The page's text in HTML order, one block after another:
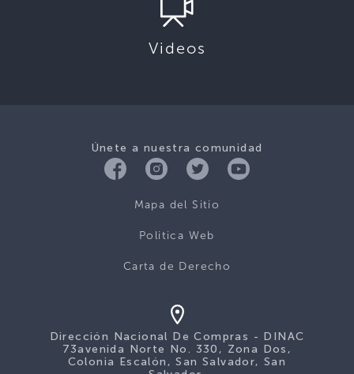
Videos
Únete a nuestra comunidad
Mapa del Sitio
Politica Web
Carta de Derecho
Dirección Nacional De Compras - DINAC
73avenida Norte No. 330, Zona Dos,
Colonia Escalón, San Salvador, San